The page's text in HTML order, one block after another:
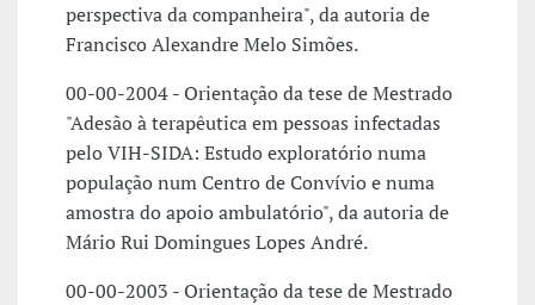
perspectiva da companheira", da autoria de
Francisco Alexandre Melo Simões.
00-00-2004 - Orientação da tese de Mestrado
"Adesão à terapêutica em pessoas infectadas
pelo VIH-SIDA: Estudo exploratório numa
população num Centro de Convívio e numa
amostra do apoio ambulatório", da autoria de
Mário Rui Domingues Lopes André.
00-00-2003 - Orientação da tese de Mestrado